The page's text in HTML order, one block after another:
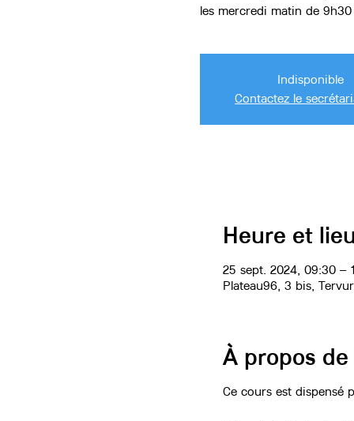
Indisponible
Contactez le
Heure et lieu
25 sept. 2024, 09:30 –
Plateau96, 3 bis,
À propos
Ce cours est dispensé